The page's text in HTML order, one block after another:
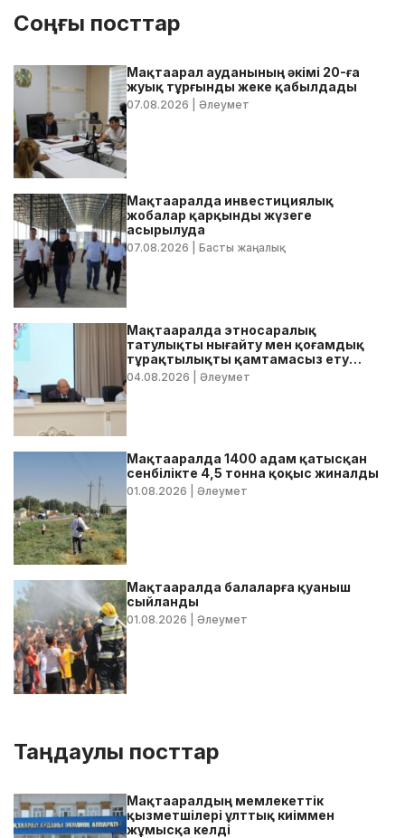
Соңғы посттар
Мақтаарал ауданының әкімі 20-ға
жуық тұрғынды жеке қабылдады
07.08.2026 | Әлеумет
Мақтааралда инвестициялық
жобалар қарқынды жүзеге
асырылуда
07.08.2026 | Басты жаңалық
Мақтааралда этносаралық
татулықты нығайту мен қоғамдық
тұрақтылықты қамтамасыз ету
бойынша жедел кеңес өтті
04.08.2026 | Әлеумет
Мақтааралда 1400 адам қатысқан
сенбілікте 4,5 тонна қоқыс жиналды
01.08.2026 | Әлеумет
Мақтааралда балаларға қуаныш
сыйланды
01.08.2026 | Әлеумет
Таңдаулы посттар
Мақтааралдың мемлекеттік
қызметшілері ұлттық киіммен
жұмысқа келді